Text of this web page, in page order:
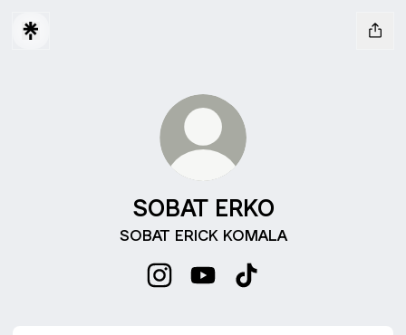
SOBAT ERKO
SOBAT ERICK KOMALA